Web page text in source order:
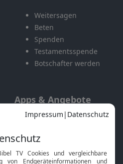
Weitersagen
Beten
Spenden
Testamentsspende
Botschafter werden
Apps & Angebote
Mobile App
Smart TV